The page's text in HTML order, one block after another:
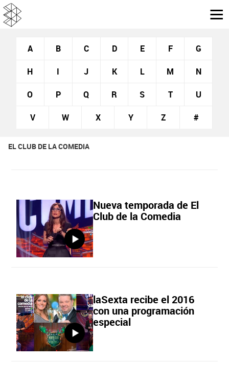
A B C D E F G
H I J K L M N
O P Q R S T U
V W X Y Z #
EL CLUB DE LA COMEDIA
Nueva temporada de El
Club de la Comedia
laSexta recibe el 2016
con una programación
especial